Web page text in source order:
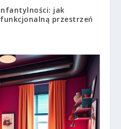
jak
przestrzeń